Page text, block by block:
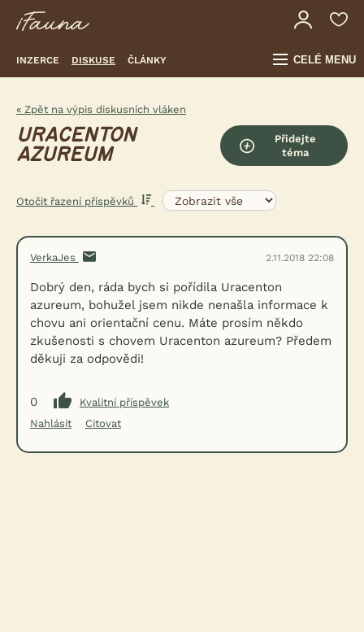
INZERCE DISKUSE ČLÁNKY CELÉ MENU
« Zpět na výpis diskusních vláken
URACENTON
AZUREUM
Přidejte
téma
Otočit řazení příspěvků
VerkaJes 2.11.2018 22:08
Dobrý den, ráda bych si pořídila Uracenton
azureum, bohužel jsem nikde nenašla informace k
chovu ani orientační cenu. Máte prosím někdo
zkušenosti s chovem Uracenton azureum? Předem
děkuji za odpovědi!
0
Kvalitní příspěvek
Nahlásit
Citovat